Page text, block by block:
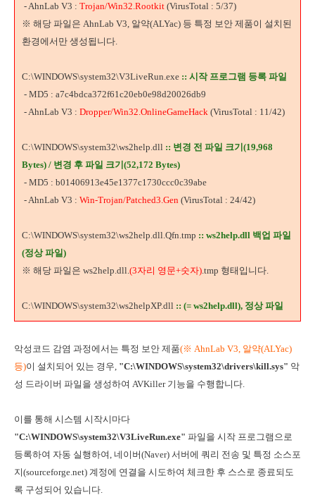
- AhnLab V3 : Trojan/Win32.Rootkit (VirusTotal : 5/37)
※ 해당 파일은 AhnLab V3, 알약(ALYac) 등 특정 보안 제품이 설치된
환경에서만 생성됩니다.
C:\WINDOWS\system32\V3LiveRun.exe :: 시작 프로그램 등록 파일
- MD5 : a7c4bdca372f61c20eb0e98d20026db9
- AhnLab V3 : Dropper/Win32.OnlineGameHack (VirusTotal : 11/42)
C:\WINDOWS\system32\ws2help.dll :: 변경 전 파일 크기(19,968
Bytes) / 변경 후 파일 크기(52,172 Bytes)
- MD5 : b01406913e45e1377c1730ccc0c39abe
- AhnLab V3 : Win-Trojan/Patched3.Gen (VirusTotal : 24/42)
C:\WINDOWS\system32\ws2help.dll.Qfn.tmp :: ws2help.dll 백업 파일
(정상 파일)
※ 해당 파일은 ws2help.dll.(3자리 영문+숫자).tmp 형태입니다.
C:\WINDOWS\system32\ws2helpXP.dll :: (= ws2help.dll), 정상 파일
악성코드 감염 과정에서는 특정 보안 제품(※ AhnLab V3, 알약(ALYac)
등)이 설치되어 있는 경우, "C:\WINDOWS\system32\drivers\kill.sys" 악
성 드라이버 파일을 생성하여 AVKiller 기능을 수행합니다.
이를 통해 시스템 시작시마다
"C:\WINDOWS\system32\V3LiveRun.exe" 파일을 시작 프로그램으로
등록하여 자동 실행하여, 네이버(Naver) 서버에 쿼리 전송 및 특정 소스포
지(sourceforge.net) 계정에 연결을 시도하여 체크한 후 스스로 종료되도
록 구성되어 있습니다.